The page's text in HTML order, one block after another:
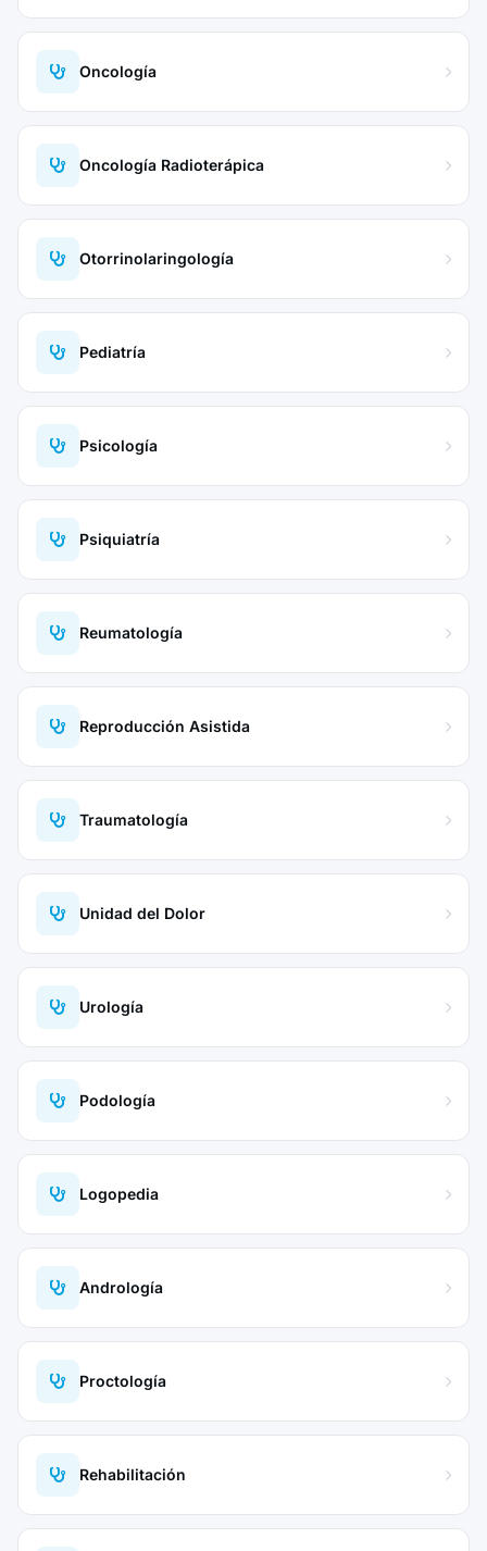
Oncología
Oncología Radioterápica
Otorrinolaringología
Pediatría
Psicología
Psiquiatría
Reumatología
Reproducción Asistida
Traumatología
Unidad del Dolor
Urología
Podología
Logopedia
Andrología
Proctología
Rehabilitación